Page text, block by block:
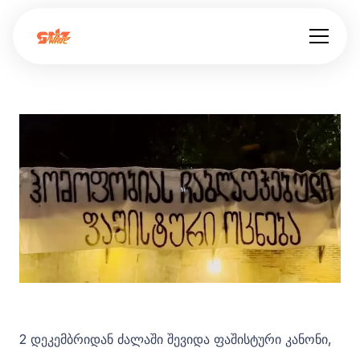
2 დეკემბრიდან ძალაში შევიდა ფაშისტური კანონი,